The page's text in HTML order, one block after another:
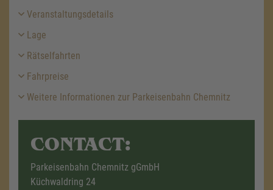
Veranstaltungsdetails
Lage
Rätselfahrten
Fahrpreise
Weitere Informationen zur Parkeisenbahn Chemnitz
CONTACT:
Parkeisenbahn Chemnitz gGmbH
Küchwaldring 24